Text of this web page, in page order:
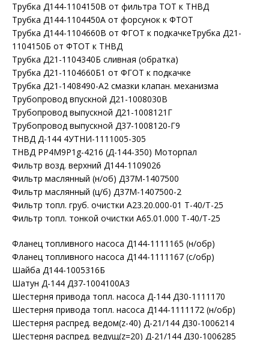
Трубка Д144-1104150В от фильтра ТОТ к ТНВД
Трубка Д144-1104450А от форсунок к ФТОТ
Трубка Д144-1104660В от ФГОТ к подкачкеТрубка Д21-
1104150Б от ФТОТ к ТНВД
Трубка Д21-1104340Б сливная (обратка)
Трубка Д21-1104660Б1 от ФГОТ к подкачке
Трубка Д21-1408490-А2 смазки клапан. механизма
Трубопровод впускной Д21-1008030В
Трубопровод выпускной Д21-1008121Г
Трубопровод выпускной Д37-1008120-Г9
ТНВД Д-144 4УТНИ-1111005-305
ТНВД РР4М9Р1g-4216 (Д-144-350) Моторпал
Фильтр возд. верхний Д144-1109026
Фильтр маслянный (н/об) Д37М-1407500
Фильтр маслянный (ц/б) Д37М-1407500-2
Фильтр топл. груб. очистки А23.20.000-01 Т-40/Т-25
Фильтр топл. тонкой очистки А65.01.000 Т-40/Т-25
Фланец топливного насоса Д144-1111165 (н/обр)
Фланец топливного насоса Д144-1111167 (с/обр)
Шайба Д144-1005316Б
Шатун Д-144 Д37-1004100А3
Шестерня привода топл. насоса Д-144 Д30-1111170
Шестерня привода топл. насоса Д144-1111172 (н/обр)
Шестерня распред. ведом(z-40) Д-21/144 Д30-1006214
Шестерня распред. ведущ(z=20) Д-21/144 Д30-1006285